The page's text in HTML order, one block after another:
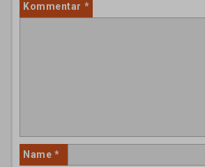
Kommentar *
Name *